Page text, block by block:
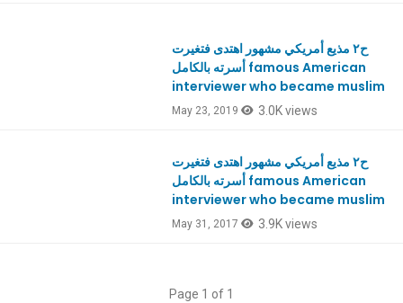
ح٢ مذيع أمريكي مشهور اهتدى فتغيرت
أسرته بالكامل famous American
interviewer who became muslim
May 23, 2019 3.0K views
ح٢ مذيع أمريكي مشهور اهتدى فتغيرت
أسرته بالكامل famous American
interviewer who became muslim
May 31, 2017 3.9K views
Page 1 of 1